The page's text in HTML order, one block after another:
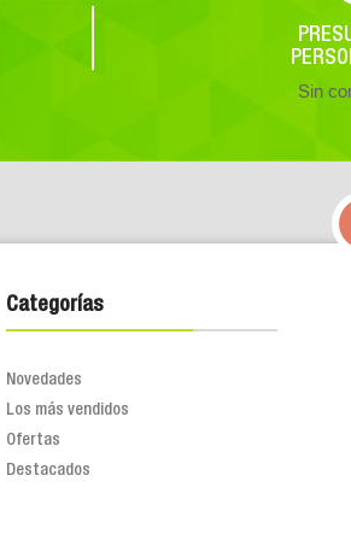
Sin
Categorías
Novedades
Los más vendidos
Ofertas
Destacados